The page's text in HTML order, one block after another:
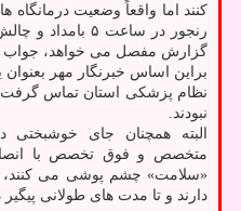
کنند اما واقعاً وضعیت درمانگاه
رنجور در ساعت ۵
گزارش مفصل می خواهد،
براین اساس خبرنگار مهر
نظام پزشکی استان تماس گرفت
نبودند.
البته همچنان جای خوشبختی
متخصص و فوق تخصص با
«سلامت» چشم پوشی می کنند، با
دارند و تا مدت های طولانی